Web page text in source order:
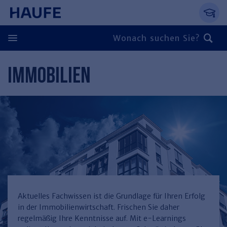
Springe direkt zum Hauptinhalt, zur
Zum Hauptinhalt springen
Zur Navigation springen
Zur Suche springen
Zurück
Personal
Finden Sie Ihr Thema
Arbeitsrecht
Führung
Steuern & Rechnungswesen
Finden Sie Ihr Thema
Rechnungswesen
Recht & Compliance
Finden Sie Ihr Thema
Immobilien
Zurück
Öffentlicher Dienst
Zurück
IMMOBILIEN
Aktuelles Fachwissen ist die Grundlage für Ihren Erfolg
in der Immobilienwirtschaft. Frischen Sie daher
regelmäßig Ihre Kenntnisse auf. Mit e-Learnings